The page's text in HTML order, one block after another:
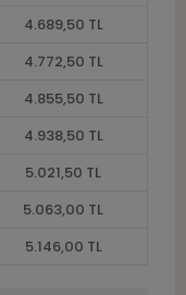
4.689,50 TL
4.772,50 TL
4.855,50 TL
4.938,50 TL
5.021,50 TL
5.063,00 TL
5.146,00 TL